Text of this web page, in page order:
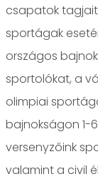
csapatok
sportágak
országos
sportolókat, a
olimpiai
bajnokságon 1-
versenyzőink
valamint a civil